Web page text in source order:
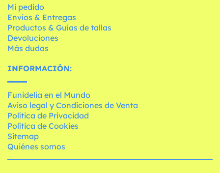
Mi pedido
Envíos & Entregas
Productos & Guías de tallas
Devoluciones
Más dudas
INFORMACIÓN:
Funidelia en el Mundo
Aviso legal y Condiciones de Venta
Política de Privacidad
Política de Cookies
Sitemap
Quiénes somos